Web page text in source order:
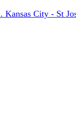
Kansas City - St